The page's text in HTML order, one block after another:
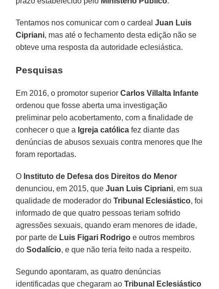
Tentamos nos comunicar com o cardealJuan Luis
Cipriani, mas até o fechamento desta edição não se
obteve uma resposta da autoridade eclesiástica.
Pesquisas
Em 2016, o promotor superiorCarlos Villalta Infante
ordenou que fosse aberta uma investigação
preliminar pelo acobertamento, com a finalidade de
conhecer o que a Igreja católica fez diante das
denúncias de abusos sexuais contra menores que lhe
foram reportadas.
O Instituto de Defesa dos Direitos do Menor
denunciou, em 2015, queJuan Luis Cipriani, em sua
qualidade de moderador doTribunal Eclesiástico, foi
informado de que quatro pessoas teriam sofrido
agressões sexuais, quando eram menores de idade,
por parte de Luis Figari Rodrigo e outros membros
doSodalício, e que não teria feito nada a respeito.
Segundo apontaram, as quatro denúncias
identificadas que chegaram aoTribunal Eclesiástico